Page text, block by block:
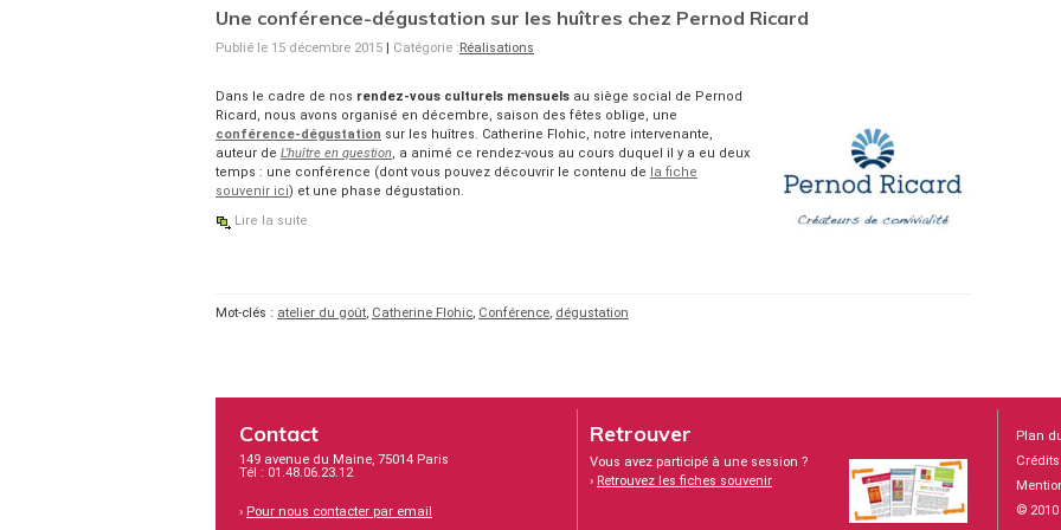
Une conférence-dégustation sur les huîtres chez Pernod Ricard
Publié le 15 décembre 2015 | Catégorie :Réalisations
Dans le cadre de nos rendez-vous culturels mensuels au siège social de Pernod
Ricard, nous avons organisé en décembre, saison des fêtes oblige, une
conférence-dégustation sur les huîtres. Catherine Flohic, notre intervenante,
auteur de L’huître en question, a animé ce rendez-vous au cours duquel il y a eu deux
temps : une conférence (dont vous pouvez découvrir le contenu de
la fiche
souvenir ici) et une phase dégustation.
Lire la suite
Mot-clés : atelier du goût Catherine Flohic Conférence dégustation
Contact
149 avenue du Maine, 75014 Paris
Tél : 01.48.06.23.12
› Pour nous contacter par email
Retrouver
Vous avez participé à une session ?
› Retrouvez les fiches souvenir
Plan
Crédits
©